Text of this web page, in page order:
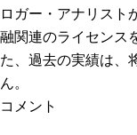
ロガー・アナリスト
融関連のライセンス
た、過去の実績は、
ん。
コメント